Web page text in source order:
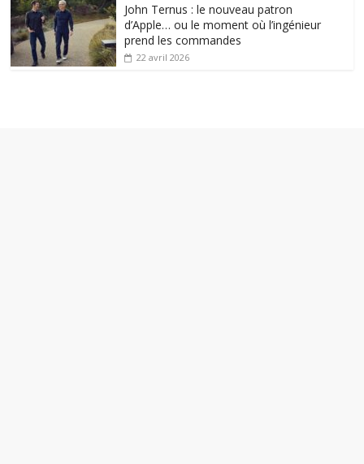
John Ternus : le nouveau patron
d’Apple… ou le moment où l’ingénieur
prend les commandes
22 avril 2026